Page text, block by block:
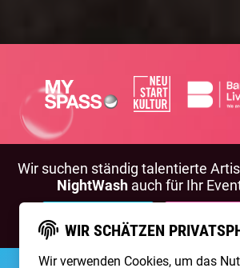
Wir suchen ständig talentierte
NightWash auch für Ihr
WIR SCHÄTZEN
Wir verwenden Cookies, um das